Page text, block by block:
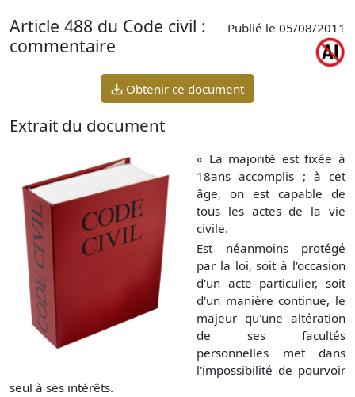
Article 488 du Code civil :
commentaire
Publié le 05/08/2011
Obtenir ce document
Extrait du document
« La majorité est fixée à
18ans accomplis ; à cet
âge, on est capable de
tous les actes de la vie
civile.
Est néanmoins protégé
par la loi, soit à l'occasion
d'un acte particulier, soit
d'un manière continue, le
majeur qu'une altération
de ses facultés
personnelles met dans
l'impossibilité de pourvoir
seul à ses intérêts.